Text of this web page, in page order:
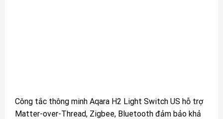
Công tắc thông minh Aqara H2 Light Switch US hỗ trợ
Matter-over-Thread, Zigbee, Bluetooth đảm bảo khả